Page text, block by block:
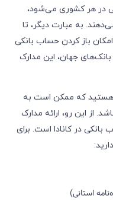
در هر کشوری می‌شود،
به عبارت دیگر، تا
باز کردن حساب بانکی
جهان، این مدارک
هستید که ممکن است به
از این رو، ارائه مدارک
در کانادا است. برای
استانی)